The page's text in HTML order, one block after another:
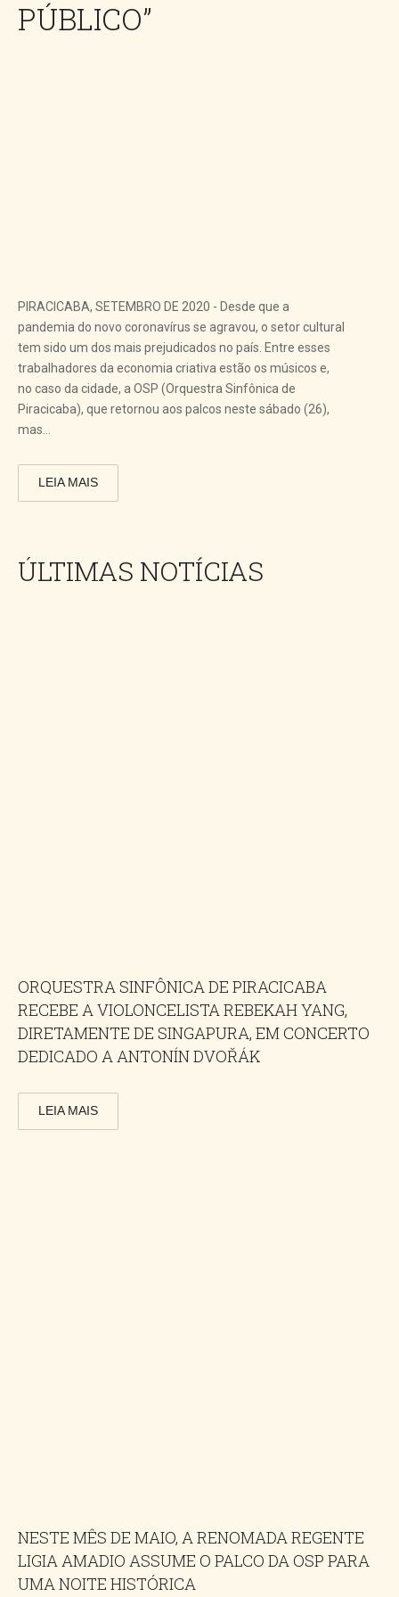
PÚBLICO”
PIRACICABA, SETEMBRO DE 2020 - Desde que a
pandemia do novo coronavírus se agravou, o setor cultural
tem sido um dos mais prejudicados no país. Entre esses
trabalhadores da economia criativa estão os músicos e,
no caso da cidade, a OSP (Orquestra Sinfônica de
Piracicaba), que retornou aos palcos neste sábado (26),
mas...
LEIA MAIS
ÚLTIMAS NOTÍCIAS
ORQUESTRA SINFÔNICA DE PIRACICABA
RECEBE A VIOLONCELISTA REBEKAH YANG,
DIRETAMENTE DE SINGAPURA, EM CONCERTO
DEDICADO A ANTONÍN DVOŘÁK
LEIA MAIS
NESTE MÊS DE MAIO, A RENOMADA REGENTE
LIGIA AMADIO ASSUME O PALCO DA OSP PARA
UMA NOITE HISTÓRICA